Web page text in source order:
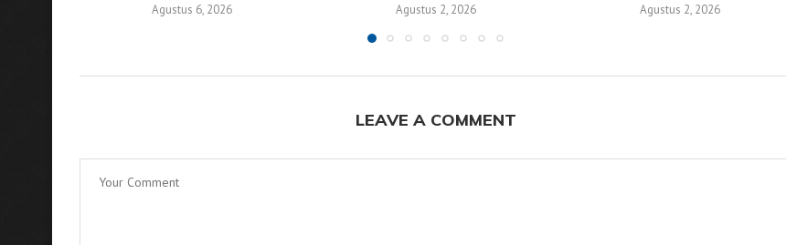
Agustus 6, 2026 Agustus 2, 2026 Agustus 2, 2026
LEAVE A COMMENT